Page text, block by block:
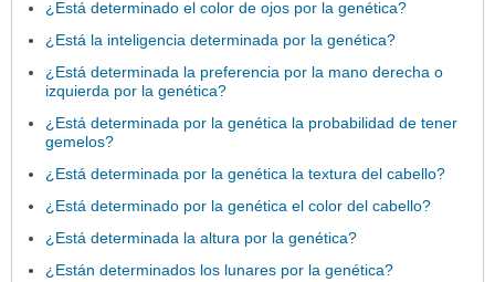
¿Está determinado el color de ojos por la genética?
¿Está la inteligencia determinada por la genética?
¿Está determinada la preferencia por la mano derecha o
izquierda por la genética?
¿Está determinada por la genética la probabilidad de tener
gemelos?
¿Está determinada por la genética la textura del cabello?
¿Está determinado por la genética el color del cabello?
¿Está determinada la altura por la genética?
¿Están determinados los lunares por la genética?